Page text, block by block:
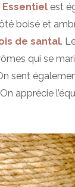
Essentiel est
boisé et
de santal.
qui se
sent
apprécie